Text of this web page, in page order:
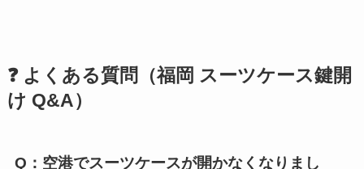
❓ よくある質問（福岡 スーツケース鍵開
け Q&A）
Q：空港でスーツケースが開かなくなりまし